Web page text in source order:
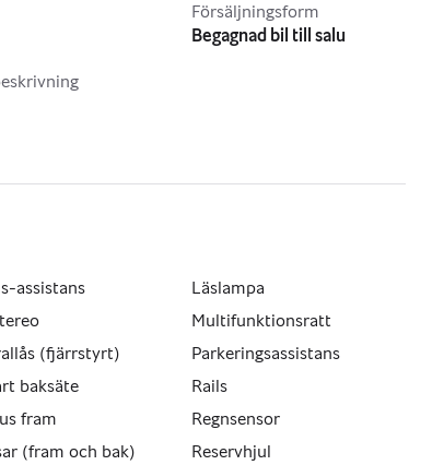
Försäljningsform
Begagnad bil till salu
assistans
(fjärrstyrt)
baksäte
fram
(fram och bak)
Läslampa
Multifunktionsratt
Parkeringsassistans
Rails
Regnsensor
Reservhjul